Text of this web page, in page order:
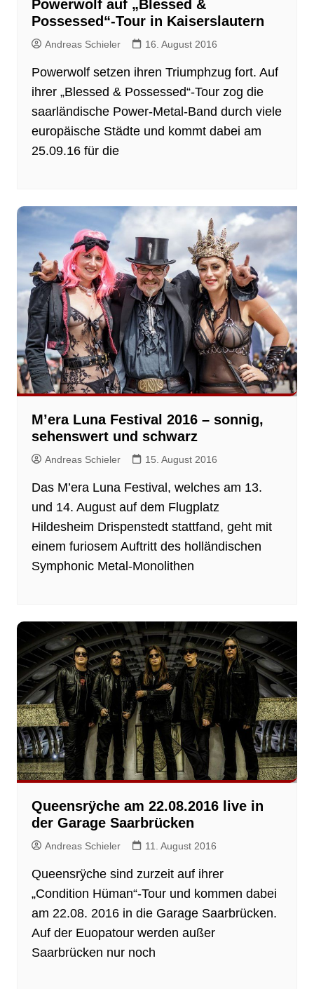
Powerwolf auf „Blessed &
Possessed“-Tour in Kaiserslautern
Andreas Schieler 16. August 2016
Powerwolf setzen ihren Triumphzug fort. Auf
ihrer „Blessed & Possessed“-Tour zog die
saarländische Power-Metal-Band durch viele
europäische Städte und kommt dabei am
25.09.16 für die
M’era Luna Festival 2016 – sonnig,
sehenswert und schwarz
Andreas Schieler 15. August 2016
Das M’era Luna Festival, welches am 13.
und 14. August auf dem Flugplatz
Hildesheim Drispenstedt stattfand, geht mit
einem furiosem Auftritt des holländischen
Symphonic Metal-Monolithen
Queensrÿche am 22.08.2016 live in
der Garage Saarbrücken
Andreas Schieler 11. August 2016
Queensrÿche sind zurzeit auf ihrer
„Condition Hüman“-Tour und kommen dabei
am 22.08. 2016 in die Garage Saarbrücken.
Auf der Euopatour werden außer
Saarbrücken nur noch